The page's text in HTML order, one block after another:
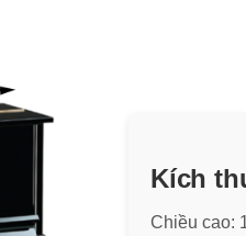
Kích
Chiều cao: